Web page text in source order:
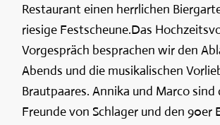
Restaurant einen herrlichen
riesige Festscheune.Das
Vorgespräch besprachen wir den
Abends und die musikalischen
Brautpaares. Annika und Marco
Freunde von Schlager und den 90er